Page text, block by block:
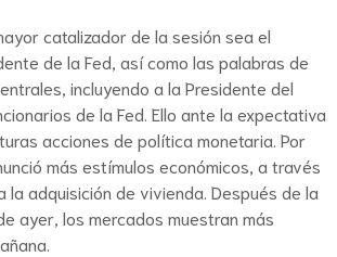
catalizador de la sesión sea el
de la Fed, así como las palabras de
incluyendo a la Presidente del
de la Fed. Ello ante la expectativa
acciones de política monetaria. Por
más estímulos económicos, a través
la adquisición de vivienda. Después de la
ayer, los mercados muestran más